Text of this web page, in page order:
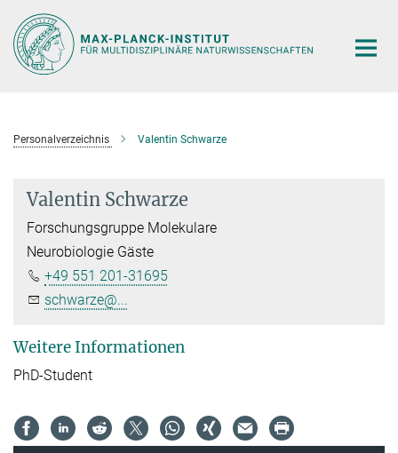
Hauptinhalt
Personalverzeichnis Valentin Schwarze
Valentin Schwarze
Forschungsgruppe Molekulare
Neurobiologie Gäste
+49 551 201-31695
schwarze@...
Weitere Informationen
PhD-Student